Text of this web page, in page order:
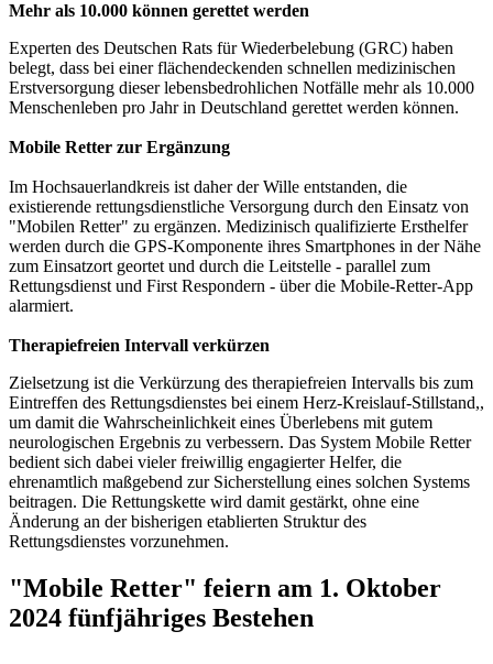
Mehr als 10.000 können gerettet werden
Experten des Deutschen Rats für Wiederbelebung (GRC) haben
belegt, dass bei einer flächendeckenden schnellen medizinischen
Erstversorgung dieser lebensbedrohlichen Notfälle mehr als 10.000
Menschenleben pro Jahr in Deutschland gerettet werden können.
Mobile Retter zur Ergänzung
Im Hochsauerlandkreis ist daher der Wille entstanden, die
existierende rettungsdienstliche Versorgung durch den Einsatz von
"Mobilen Retter" zu ergänzen. Medizinisch qualifizierte Ersthelfer
werden durch die GPS-Komponente ihres Smartphones in der Nähe
zum Einsatzort geortet und durch die Leitstelle - parallel zum
Rettungsdienst und First Respondern - über die Mobile-Retter-App
alarmiert.
Therapiefreien Intervall verkürzen
Zielsetzung ist die Verkürzung des therapiefreien Intervalls bis zum
Eintreffen des Rettungsdienstes bei einem Herz-Kreislauf-Stillstand,,
um damit die Wahrscheinlichkeit eines Überlebens mit gutem
neurologischen Ergebnis zu verbessern. Das System Mobile Retter
bedient sich dabei vieler freiwillig engagierter Helfer, die
ehrenamtlich maßgebend zur Sicherstellung eines solchen Systems
beitragen. Die Rettungskette wird damit gestärkt, ohne eine
Änderung an der bisherigen etablierten Struktur des
Rettungsdienstes vorzunehmen.
"Mobile Retter" feiern am 1. Oktober
2024 fünfjähriges Bestehen